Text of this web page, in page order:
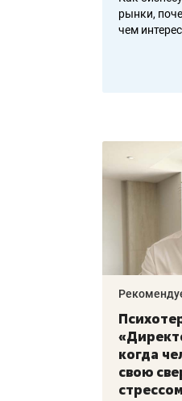
без кредитов
рынки,
чем
когда
свою